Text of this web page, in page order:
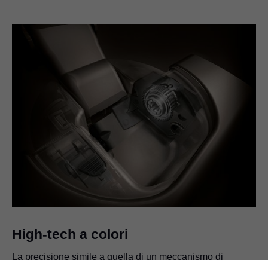
High-tech a colori
La precisione simile a quella di un meccanismo di